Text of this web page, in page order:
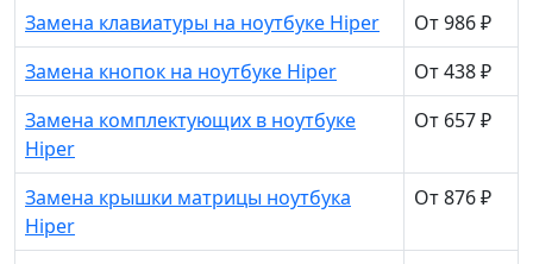
Замена клавиатуры на ноутбуке Hiper
От 986 ₽
Замена кнопок на ноутбуке Hiper
От 438 ₽
Замена комплектующих в ноутбуке
Hiper
От 657 ₽
Замена крышки матрицы ноутбука
Hiper
От 876 ₽